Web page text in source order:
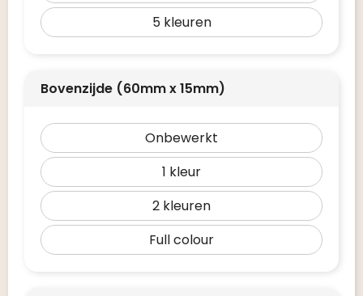
5
Bovenzijde (60mm x 15mm)
Onbewerkt
1
2
Full colour